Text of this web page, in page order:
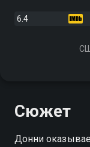
6.4
Сюжет
Донни